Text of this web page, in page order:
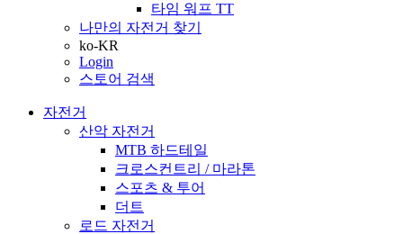
타임 워프 TT
나만의 자전거 찾기
ko-KR
Login
스토어 검색
자전거
산악 자전거
MTB 하드테일
크로스컨트리 / 마라톤
스포츠 & 투어
더트
로드 자전거